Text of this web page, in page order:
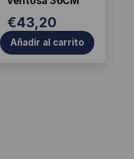
€43,20
Añadir al carrito